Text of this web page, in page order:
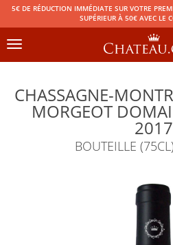
5€ DE RÉDUCTION IMMÉDIATE SUR VOTRE
SUPÉRIEUR À 50€ AVEC LE
Toggle
CHASSAGNE-
MORGEOT
2017
BOUTEILLE